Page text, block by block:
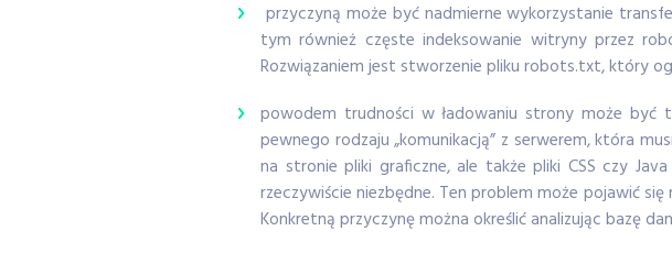
przyczyną może być nadmierne wykorzystanie
tym również częste indeksowanie witryny przez
Rozwiązaniem jest stworzenie pliku robots.txt, który
powodem trudności w ładowaniu strony może być
pewnego rodzaju „komunikacją” z serwerem, która
na stronie pliki graficzne, ale także pliki CSS czy
rzeczywiście niezbędne. Ten problem może pojawić
Konkretną przyczynę można określić analizując bazę